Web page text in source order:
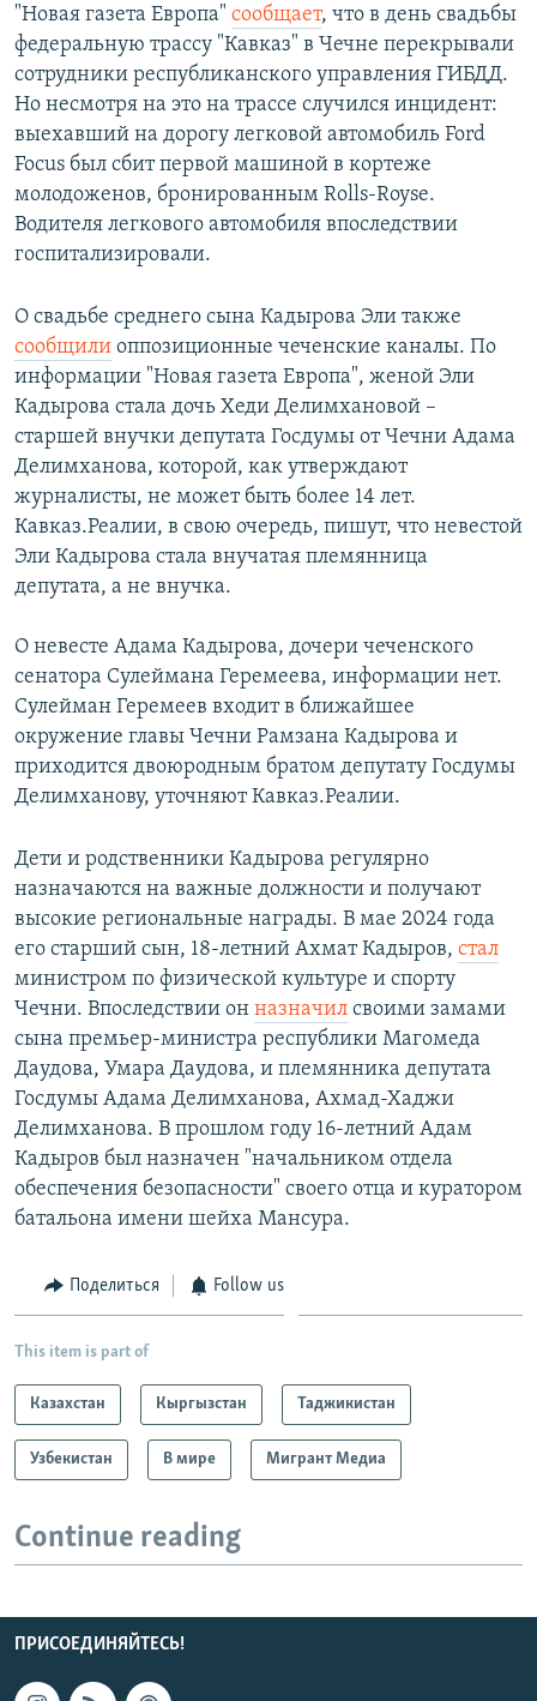
Auto 240p 360p 480p
720p 1080p
360p
480p
1080p
"Новая газета Европа" сообщает, что в день свадьбы
федеральную трассу "Кавказ" в Чечне перекрывали
сотрудники республиканского управления ГИБДД.
Но несмотря на это на трассе случился инцидент:
выехавший на дорогу легковой автомобиль Ford
Focus был сбит первой машиной в кортеже
молодоженов, бронированным Rolls-Royse.
Водителя легкового автомобиля впоследствии
госпитализировали.
О свадьбе среднего сына Кадырова Эли также
сообщили оппозиционные чеченские каналы. По
информации "Новая газета Европа", женой Эли
Кадырова стала дочь Хеди Делимхановой –
старшей внучки депутата Госдумы от Чечни Адама
Делимханова, которой, как утверждают
журналисты, не может быть более 14 лет.
Кавказ.Реалии, в свою очередь, пишут, что невестой
Эли Кадырова стала внучатая племянница
депутата, а не внучка.
О невесте Адама Кадырова, дочери чеченского
сенатора Сулеймана Геремеева, информации нет.
Сулейман Геремеев входит в ближайшее
окружение главы Чечни Рамзана Кадырова и
приходится двоюродным братом депутату Госдумы
Делимханову, уточняют Кавказ.Реалии.
Дети и родственники Кадырова регулярно
назначаются на важные должности и получают
высокие региональные награды. В мае 2024 года
его старший сын, 18-летний Ахмат Кадыров, стал
министром по физической культуре и спорту
Чечни. Впоследствии он назначил своими замами
сына премьер-министра республики Магомеда
Даудова, Умара Даудова, и племянника депутата
Госдумы Адама Делимханова, Ахмад-Хаджи
Делимханова. В прошлом году 16-летний Адам
Кадыров был назначен "начальником отдела
обеспечения безопасности" своего отца и куратором
батальона имени шейха Мансура.
Поделиться Follow us
This item is part of
Казахстан Кыргызстан Таджикистан
Узбекистан В мире Мигрант Медиа
Continue reading
ПРИСОЕДИНЯЙТЕСЬ!